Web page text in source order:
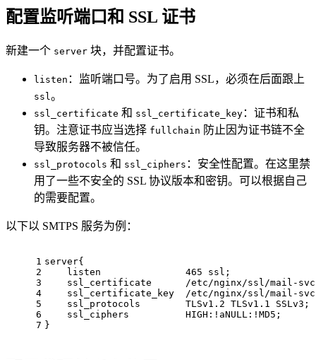
配置监听端口和 SSL 证书
新建一个 server 块，并配置证书。
listen ：监听端口号。为了启用 SSL，必须在后面跟上
ssl。
ssl_certificate 和 ssl_certificate_key ：证书和私
钥。注意证书应当选择 fullchain 防止因为证书链不全
导致服务器不被信任。
ssl_protocols 和 ssl_ciphers ：安全性配置。在这里禁
用了一些不安全的 SSL 协议版本和密钥。可以根据自己
的需要配置。
以下以 SMTPS 服务为例：
1
2
3
4
5
6
7
server{
    listen               465 ssl;
ssl_certificate      /etc/nginx/ssl/mail-
ssl_certificate_key  /etc/nginx/ssl/mail-
    ssl_protocols        TLSv1.2 TLSv1.1 SSLv3;
    ssl_ciphers          HIGH:!aNULL:!MD5;
}